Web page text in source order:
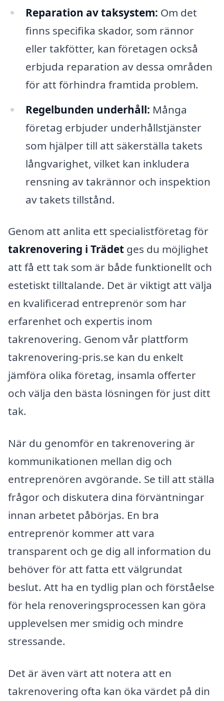
Reparation av taksystem: Om det
finns specifika skador, som rännor
eller takfötter, kan företagen också
erbjuda reparation av dessa områden
för att förhindra framtida problem.
Regelbunden underhåll: Många
företag erbjuder underhållstjänster
som hjälper till att säkerställa takets
långvarighet, vilket kan inkludera
rensning av takrännor och inspektion
av takets tillstånd.
Genom att anlita ett specialistföretag för
takrenovering i Trädet ges du möjlighet
att få ett tak som är både funktionellt och
estetiskt tilltalande. Det är viktigt att välja
en kvalificerad entreprenör som har
erfarenhet och expertis inom
takrenovering. Genom vår plattform
takrenovering-pris.se kan du enkelt
jämföra olika företag, insamla offerter
och välja den bästa lösningen för just ditt
tak.
När du genomför en takrenovering är
kommunikationen mellan dig och
entreprenören avgörande. Se till att ställa
frågor och diskutera dina förväntningar
innan arbetet påbörjas. En bra
entreprenör kommer att vara
transparent och ge dig all information du
behöver för att fatta ett välgrundat
beslut. Att ha en tydlig plan och förståelse
för hela renoveringsprocessen kan göra
upplevelsen mer smidig och mindre
stressande.
Det är även värt att notera att en
takrenovering ofta kan öka värdet på din